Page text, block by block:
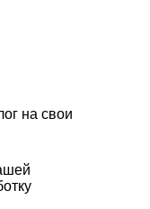
на свои